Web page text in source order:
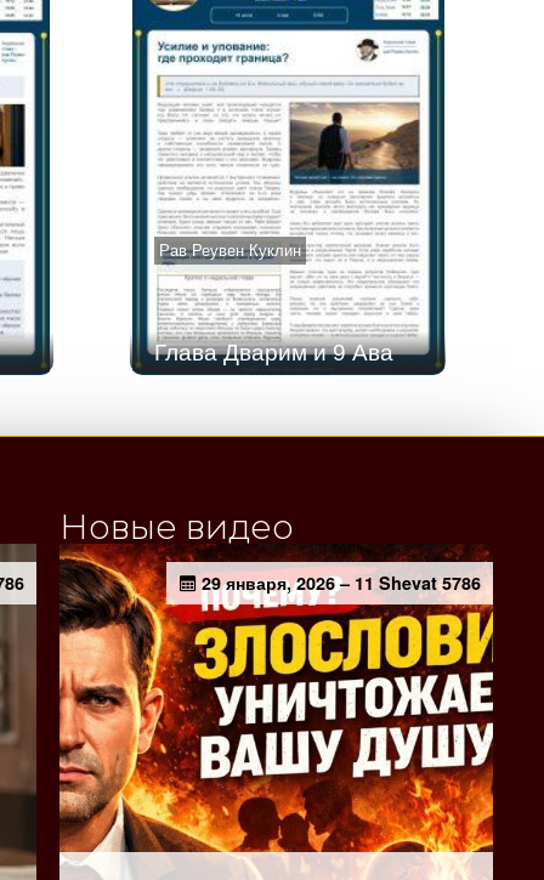
Рав Реувен Куклин
Глава Дварим и 9 Ава
Новые видео